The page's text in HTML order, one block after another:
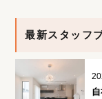
最新スタッフ